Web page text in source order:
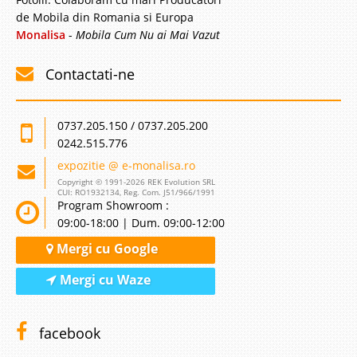
de Mobila din Romania si Europa
Monalisa - Mobila Cum Nu ai Mai Vazut
Contactati-ne
0737.205.150 / 0737.205.200
0242.515.776
expozitie @ e-monalisa.ro
Copyright © 1991-2026 REK Evolution SRL
CUI: RO1932134, Reg. Com. J51/966/1991
Program Showroom :
09:00-18:00 | Dum. 09:00-12:00
Mergi cu Google
Mergi cu Waze
facebook